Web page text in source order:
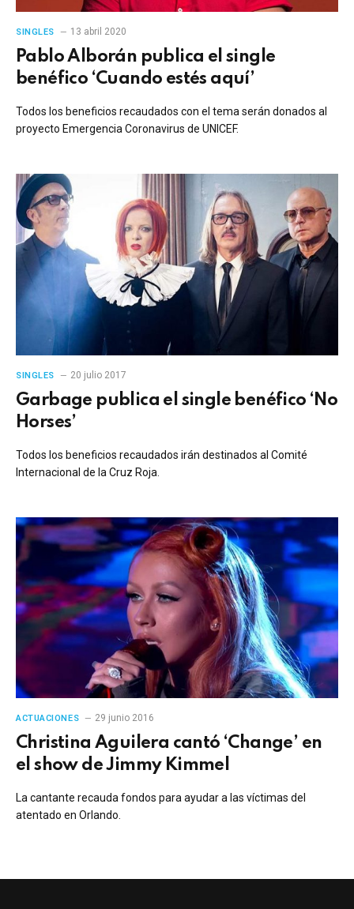
SINGLES 13 abril 2020
Pablo Alborán publica el single
benéfico ‘Cuando estés aquí’
Todos los beneficios recaudados con el tema serán donados al
proyecto Emergencia Coronavirus de UNICEF.
SINGLES 20 julio 2017
Garbage publica el single benéfico ‘No
Horses’
Todos los beneficios recaudados irán destinados al Comité
Internacional de la Cruz Roja.
ACTUACIONES 29 junio 2016
Christina Aguilera cantó ‘Change’ en
el show de Jimmy Kimmel
La cantante recauda fondos para ayudar a las víctimas del
atentado en Orlando.